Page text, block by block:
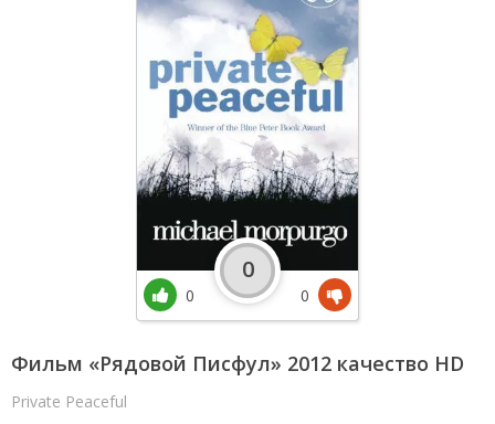
Фильм «Рядовой Писфул» 2012 качество HD
Private Peaceful
0
0
0